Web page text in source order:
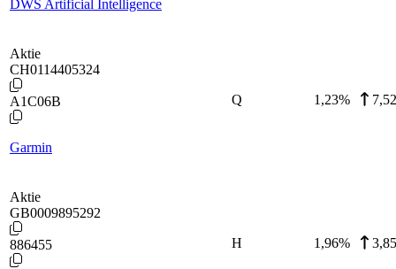
DWS Artificial Intelligence
Aktie
CH0114405324
A1C06B
Garmin
Q 1,23%
Aktie
GB0009895292
886455 H 1,96%